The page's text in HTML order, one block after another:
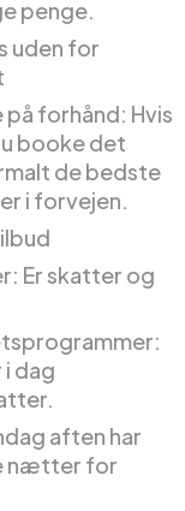
penge.
uden for
forhånd: Hvis
booke det
de bedste
i forvejen.
Er skatter og
dag
aften har
nætter for